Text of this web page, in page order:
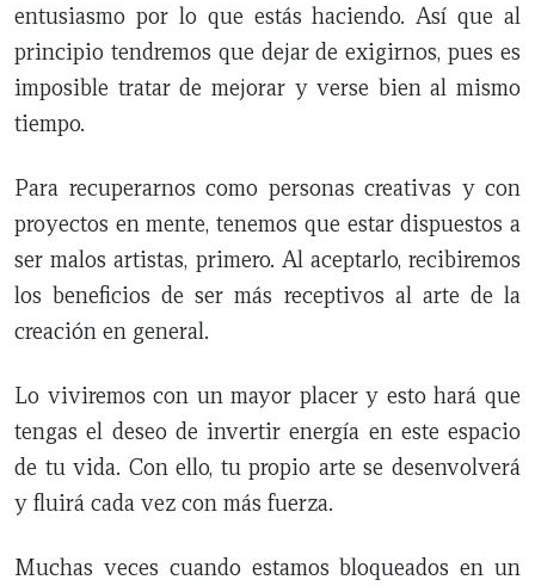
entusiasmo por lo que estás haciendo. Así que al
principio tendremos que dejar de exigirnos, pues es
imposible tratar de mejorar y verse bien al mismo
tiempo.
Para recuperarnos como personas creativas y con
proyectos en mente, tenemos que estar dispuestos a
ser malos artistas, primero. Al aceptarlo, recibiremos
los beneficios de ser más receptivos al arte de la
creación en general.
Lo viviremos con un mayor placer y esto hará que
tengas el deseo de invertir energía en este espacio
de tu vida. Con ello, tu propio arte se desenvolverá
y fluirá cada vez con más fuerza.
Muchas veces cuando estamos bloqueados en un